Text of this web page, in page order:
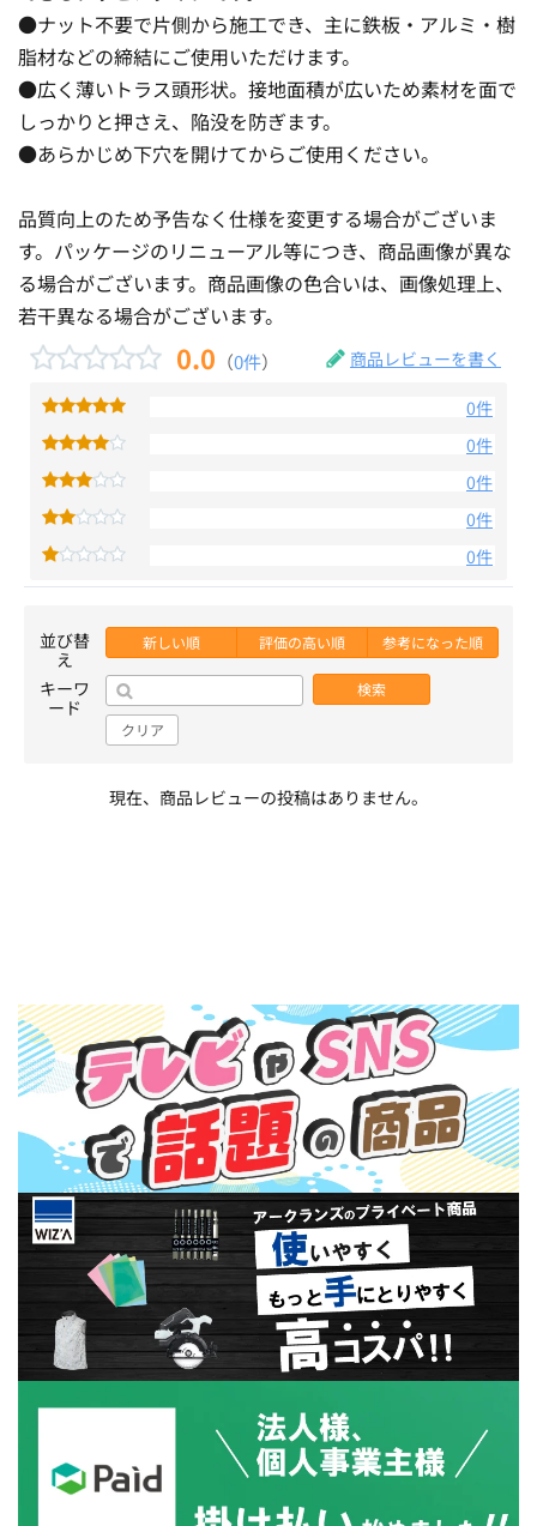
●ナット不要で片側から施工でき、主に鉄板・アルミ・樹
脂材などの締結にご使用いただけます。
●広く薄いトラス頭形状。接地面積が広いため素材を面で
しっかりと押さえ、陥没を防ぎます。
●あらかじめ下穴を開けてからご使用ください。
品質向上のため予告なく仕様を変更する場合がございま
す。パッケージのリニューアル等につき、商品画像が異な
る場合がございます。商品画像の色合いは、画像処理上、
若干異なる場合がございます。
0.0 （0件） 商品レビューを書く
0件
0件
0件
0件
0件
並び替
え
新しい順 評価の高い順 参考になった順
キーワ
ード
検索
クリア
現在、商品レビューの投稿はありません。